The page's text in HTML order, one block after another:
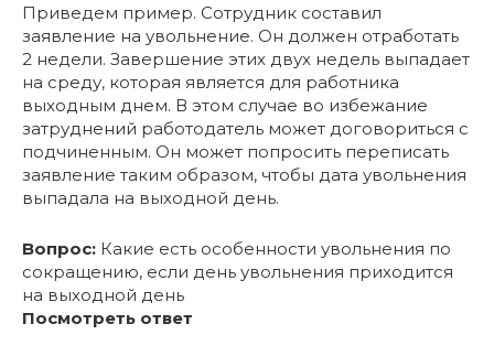
Приведем пример. Сотрудник составил
заявление на увольнение. Он должен отработать
2 недели. Завершение этих двух недель выпадает
на среду, которая является для работника
выходным днем. В этом случае во избежание
затруднений работодатель может договориться с
подчиненным. Он может попросить переписать
заявление таким образом, чтобы дата увольнения
выпадала на выходной день.
Вопрос: Какие есть особенности увольнения по
сокращению, если день увольнения приходится
на выходной день
Посмотреть ответ